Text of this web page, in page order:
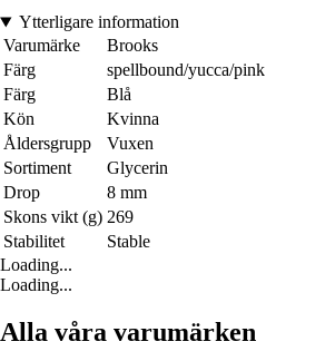
Ytterligare information
Varumärke
Brooks
Färg
spellbound/yucca/pink
Färg
Blå
Kön
Kvinna
Åldersgrupp
Vuxen
Sortiment
Glycerin
Drop
8 mm
Skons vikt (g) 269
Stabilitet
Stable
Loading...
Loading...
Alla våra varumärken